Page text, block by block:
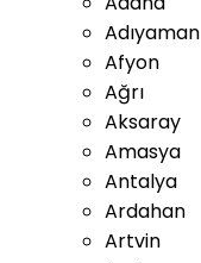
Adıyaman
Afyon
Ağrı
Aksaray
Amasya
Antalya
Ardahan
Artvin